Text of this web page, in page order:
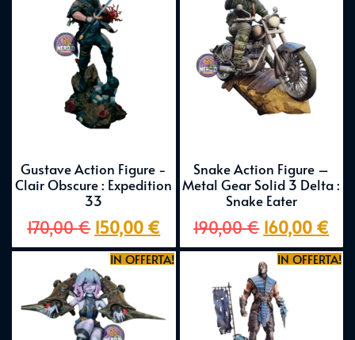
Gustave Action Figure -
Clair Obscure : Expedition
33
170,00€ 150,00 €
Snake Action Figure –
Metal Gear Solid 3 Delta :
Snake Eater
190,00€ 160,00 €
IN OFFERTA! IN OFFERTA!